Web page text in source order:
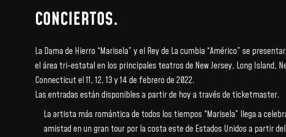
CONCIERTOS.
La Dama de Hierro “Marisela” y el Rey de La cumbia “Américo” se
el área tri-estatal en los principales teatros de New Jersey, Long Island,
Connecticut el 11, 12, 13 y 14 de febrero de 2022.
Las entradas están disponibles a partir de hoy a través de ticketmaster.
La artista más romántica de todos los tiempos “Marisela” llega a
amistad en un gran tour por la costa este de Estados Unidos a partir del